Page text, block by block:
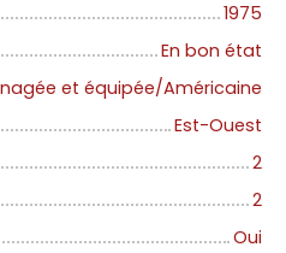
1975
En bon état
et équipée/Américaine
Est-Ouest
2
2
Oui